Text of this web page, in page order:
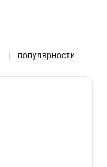
популярности